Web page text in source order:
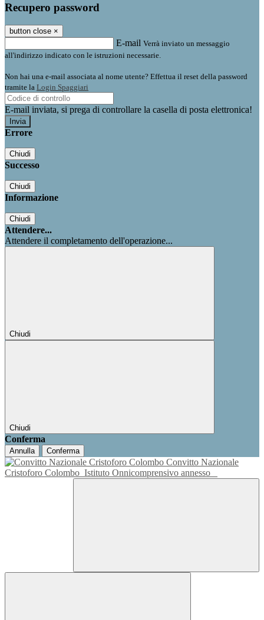
Recupero password
button close ×
E-mail Verrà inviato un messaggio
all'indirizzo indicato con le istruzioni necessarie.
Non hai una e-mail associata al nome utente? Effettua il reset della password
tramite la Login Spaggiari
E-mail inviata, si prega di controllare la casella di posta elettronica!
Errore
Chiudi
Successo
Chiudi
Informazione
Chiudi
Attendere...
Attendere il completamento dell'operazione...
Chiudi
Chiudi
Conferma
Annulla Conferma
Convitto Nazionale
Cristoforo Colombo Istituto Onnicomprensivo annesso